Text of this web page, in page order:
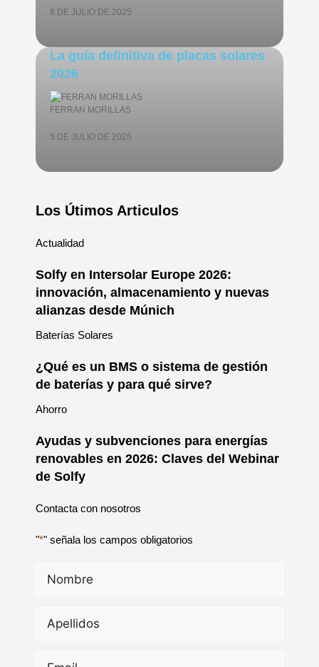
8 DE JULIO DE 2025
La guía definitiva de placas solares
2026
FERRAN MORILLAS
5 DE JULIO DE 2025
Los Útimos Articulos
Actualidad
Solfy en Intersolar Europe 2026:
innovación, almacenamiento y nuevas
alianzas desde Múnich
Baterías Solares
¿Qué es un BMS o sistema de gestión
de baterías y para qué sirve?
Ahorro
Ayudas y subvenciones para energías
renovables en 2026: Claves del Webinar
de Solfy
Contacta con nosotros
"*" señala los campos obligatorios